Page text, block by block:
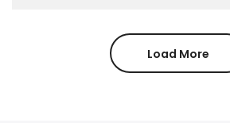
Load More